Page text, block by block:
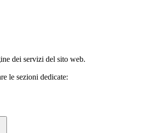
dei servizi del sito web.
le sezioni dedicate: